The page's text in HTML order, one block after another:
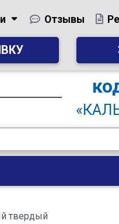
Отзывы
твердый